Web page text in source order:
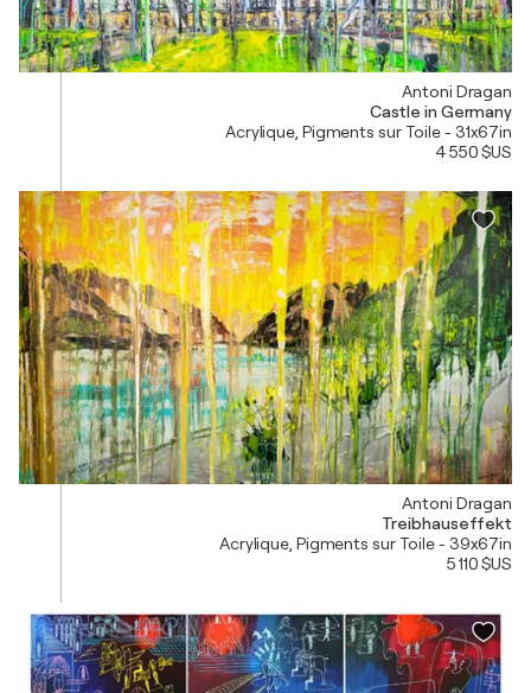
Antoni Dragan
Castle in Germany
Acrylique, Pigments sur Toile - 31x67in
4 550 $US
Antoni Dragan
Treibhauseffekt
Acrylique, Pigments sur Toile - 39x67in
5 110 $US